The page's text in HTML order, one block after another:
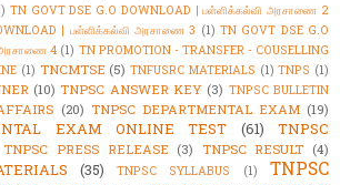
TN GOVT DSE G.O DOWNLOAD | பள்ளிக்கல்வி அரசாணை 2
| பள்ளிக்கல்வி அரசாணை 3 (1) TN GOVT DSE G.O
அரசாணை 4 (1) TN PROMOTION - TRANSFER - COUSELLING
(1) TNCMTSE (5) TNFUSRC MATERIALS (1) TNPS (1)
(10) TNPSC ANSWER KEY (3) TNPSC BULLETIN
(20) TNPSC DEPARTMENTAL EXAM (19)
EXAM ONLINE TEST (61)
TNPSC
TNPSC PRESS RELEASE (3) TNPSC RESULT (4)
(35) TNPSC SYLLABUS (1)
TNPSC